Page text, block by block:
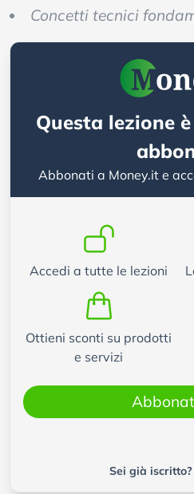
Concetti tecnici
Questa lezione
Abbonati a Money.it e
Accedi a tutte le lezioni
Ottieni sconti su prodotti
e servizi
Sei già iscritto?